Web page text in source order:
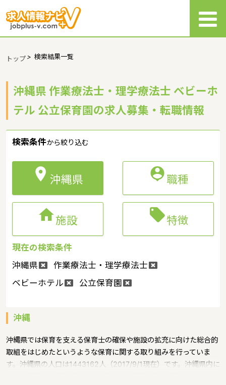
トップ> 検索結果一覧
沖縄県 作業療法士・理学療法士 ベビーホ
テル 公立保育園の求人募集・転職情報
検索条件から絞り込む
 沖縄県 職種
施設 特徴
現在の検索条件
沖縄県
作業療法士・理学療法士
ベビーホテル
公立保育園
沖縄
沖縄県では保育を支える保育士の確保や施設の拡充に向けた総合的
取組をはじめたというような保育に関する取り組みを行っていま
す。沖縄県の人口は1443162人（2017/9/1現在）です。沖縄県内に